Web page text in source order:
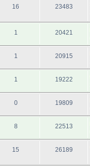
16 23483
1 20421
1 20915
1 19222
0 19809
8 22513
15 26189